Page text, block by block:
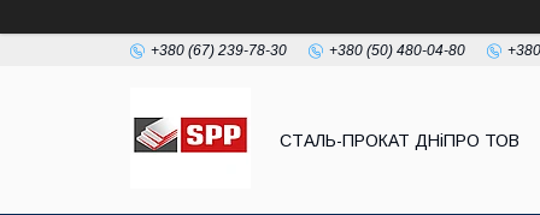
+380 (67) 239-78-30 +380 (50) 480-04-80
СТАЛЬ-ПРОКАТ ДНіПРО ТОВ